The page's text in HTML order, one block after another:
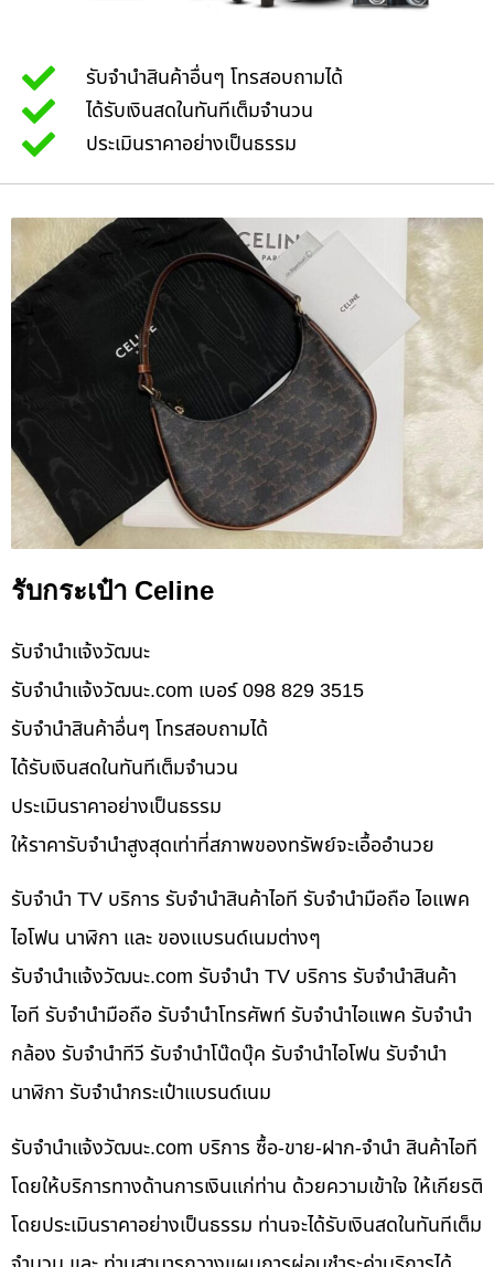
รับจำนำสินค้าอื่นๆ โทรสอบถามได้
ได้รับเงินสดในทันทีเต็มจำนวน
ประเมินราคาอย่างเป็นธรรม
รับกระเป๋า Celine
รับจํานําแจ้งวัฒนะ
รับจํานําแจ้งวัฒนะ.com เบอร์ 098 829 3515
รับจำนำสินค้าอื่นๆ โทรสอบถามได้
ได้รับเงินสดในทันทีเต็มจำนวน
ประเมินราคาอย่างเป็นธรรม
ให้ราคารับจำนำสูงสุดเท่าที่สภาพของทรัพย์จะเอื้ออำนวย
รับจำนำ TV บริการ รับจำนำสินค้าไอที รับจำนำมือถือ ไอแพค
ไอโฟน นาฬิกา และ ของแบรนด์เนมต่างๆ
รับจํานําแจ้งวัฒนะ.com รับจำนำ TV บริการ รับจำนำสินค้า
ไอที รับจำนำมือถือ รับจำนำโทรศัพท์ รับจำนำไอแพค รับจำนำ
กล้อง รับจำนำทีวี รับจำนำโน๊ดบุ๊ค รับจำนำไอโฟน รับจำนำ
นาฬิกา รับจำนำกระเป๋าแบรนด์เนม
รับจํานําแจ้งวัฒนะ.com บริการ ซื้อ-ขาย-ฝาก-จำนำ สินค้าไอที
โดยให้บริการทางด้านการเงินแก่ท่าน ด้วยความเข้าใจ ให้เกียรติ
โดยประเมินราคาอย่างเป็นธรรม ท่านจะได้รับเงินสดในทันทีเต็ม